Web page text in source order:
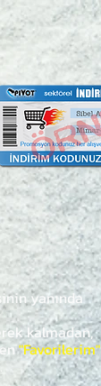
yanında
kalmadan,
"Favorilerim"